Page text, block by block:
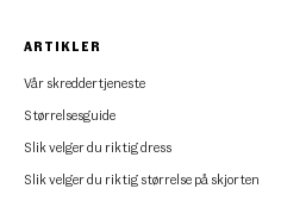
ARTIKLER
Vår skreddertjeneste
Størrelsesguide
Slik velger du riktig dress
Slik velger du riktig størrelse på skjorten